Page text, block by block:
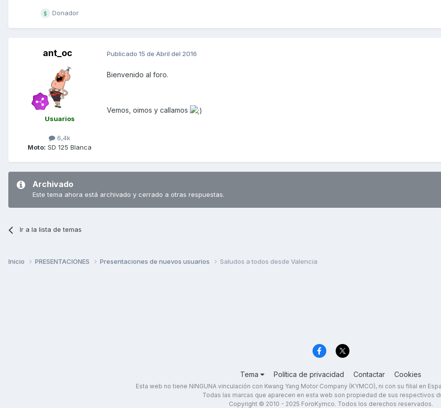
Donador
ant_oc
Usuarios
6,4k
Moto: SD 125 Blanca
Publicado 15 de Abril del 2016
Bienvenido al foro.
Vemos, oimos y callamos
Archivado
Este tema ahora está archivado y cerrado a otras respuestas.
Ir a la lista de temas
Inicio PRESENTACIONES Presentaciones de nuevos usuarios Saludos a todos desde Valencia
Tema Política de privacidad Contactar Cookies
Esta web no tiene NINGUNA vinculación con Kwang Yang Motor Company (KYMCO), ni con su filial en
Todas las marcas que aparecen en esta web son propiedad de sus respectivos
Copyright © 2010 - 2025 ForoKymco. Todos los derechos reservados.